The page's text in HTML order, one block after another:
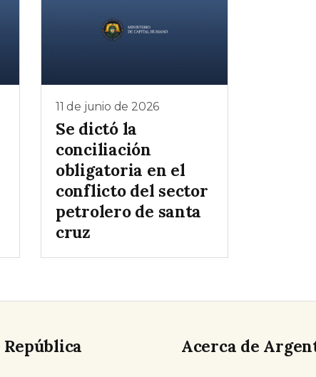
11 de junio de 2026
Se dictó la
conciliación
obligatoria en el
conflicto del sector
petrolero de santa
cruz
Acerca de